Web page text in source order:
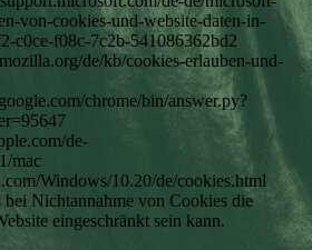
von-cookies-und-website-daten-in-
c0ce-f08c-7c2b-541086362bd2
de/kb/cookies-erlauben-und-
chrome/bin/answer.py?
de-
mac
Windows/10.20/de/cookies.html
bei Nichtannahme von Cookies die
eingeschränkt sein kann.